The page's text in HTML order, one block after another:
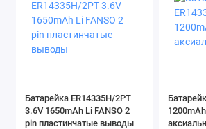
Батарейка ER14335H/2PT
3.6V 1650mAh Li FANSO 2
pin пластинчатые выводы